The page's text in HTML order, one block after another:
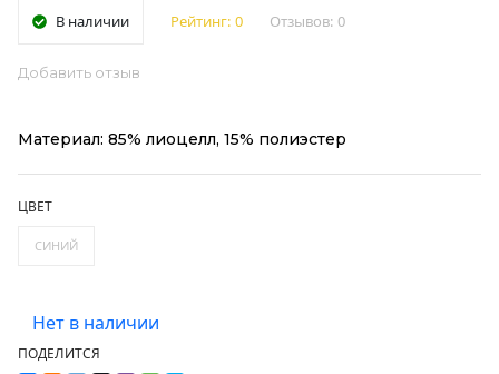
В наличии Рейтинг: 0 Отзывов: 0
Добавить отзыв
Материал: 85% лиоцелл, 15% полиэстер
ЦВЕТ
СИНИЙ
Нет в наличии
ПОДЕЛИТСЯ